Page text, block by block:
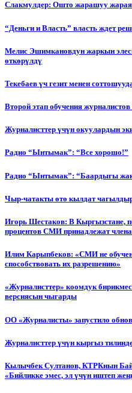
Слакмулдер: Ошто жарашуу
“Деньги и Власть” власть ждет
Мелис Эшимкановдун жаркын
өткөрүлдү
Текебаев үч гезит менен
Второй этап обучения
Журналисттер үчүн окуулардын
Радио “Ынтымак”: “Все хорошо!”
Радио “Ынтымак”: “Баардыгы
Чыр-чатакты өтө кылдат
Игорь Шестаков: В Кыргызстане,
процентов СМИ принадлежат
Илим Карыпбеков: «СМИ не
способствовать их разрешению»
«Журналисттер» коомдук
версиясын чыгарды
ОО «Журналисты» запустило
Журналисттер үчүн кыргыз
Кылычбек Султанов, КТРКнын
«Бийликке эмес, эл үчүн иштеп